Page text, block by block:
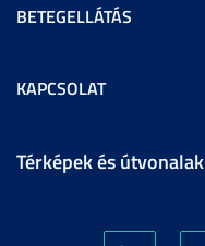
BETEGELLÁTÁS
KAPCSOLAT
Térképek és útvonalak